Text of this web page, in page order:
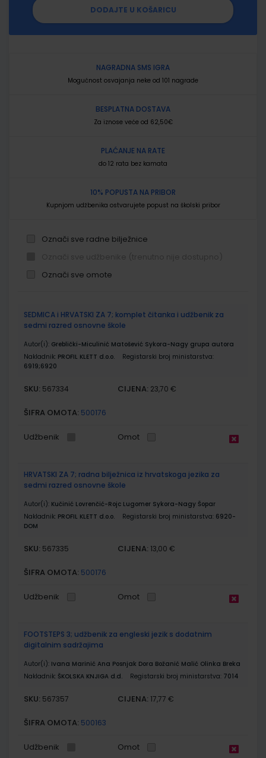
DODAJTE U KOŠARICU
NAGRADNA SMS IGRA
Mogućnost osvajanja neke od 101 nagrade
BESPLATNA DOSTAVA
Za iznose veće od 62,50€
PLAĆANJE NA RATE
do 12 rata bez kamata
10% POPUSTA NA PRIBOR
Kupnjom udžbenika ostvarujete popust na školski pribor
Označi sve radne bilježnice
Označi sve omote
proizvodi
SEDMICA i HRVATSKI ZA 7; komplet čitanka i udžbenik za
sedmi razred osnovne škole
Autor(i): Greblički-Miculinić Matošević Sykora-Nagy grupa autora
Nakladnik: PROFIL KLETT d.o.o.
Registarski broj ministarstva:
6919;6920
SKU: 567334 CIJENA: 23,70 €
ŠIFRA OMOTA: 500176
Udžbenik Omot
HRVATSKI ZA 7; radna bilježnica iz hrvatskoga jezika za
sedmi razred osnovne škole
Autor(i): Kučinić Lovrenčić-Rojc Lugomer Sykora-Nagy Šopar
Nakladnik: PROFIL KLETT d.o.o. Registarski broj ministarstva: 6920-
DOM
SKU: 567335 CIJENA: 13,00 €
ŠIFRA OMOTA: 500176
Udžbenik Omot
FOOTSTEPS 3; udžbenik za engleski jezik s dodatnim
digitalnim sadržajima
Autor(i): Ivana Marinić Ana Posnjak Dora Božanić Malić Olinka Breka
Nakladnik: ŠKOLSKA KNJIGA d.d. Registarski broj ministarstva: 7014
SKU: 567357 CIJENA: 17,77 €
ŠIFRA OMOTA: 500163
Udžbenik Omot